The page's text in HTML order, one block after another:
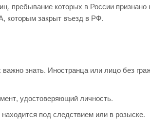
пребывание которых в России
которым закрыт въезд в РФ.
важно знать. Иностранца или лицо без
удостоверяющий личность.
под следствием или в розыске.